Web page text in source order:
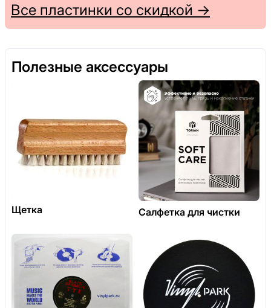
Все пластинки со скидкой →
Полезные аксессуары
Щетка Салфетка для чистки